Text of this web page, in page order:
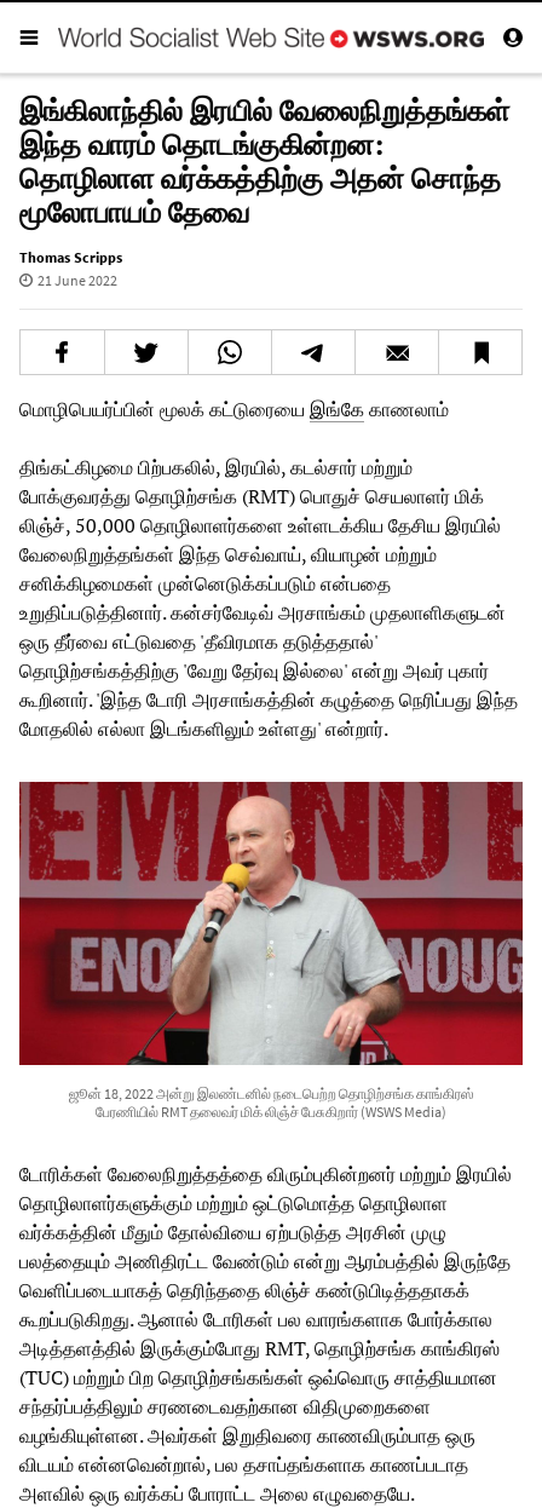
இங்கிலாந்தில் இரயில் வேலைநிறுத்தங்கள்
இந்த வாரம் தொடங்குகின்றன:
தொழிலாள வர்க்கத்திற்கு அதன் சொந்த
மூலோபாயம் தேவை
Thomas Scripps
21 June 2022
மொழிபெயர்ப்பின் மூலக் கட்டுரையை இங்கேகாணலாம்
திங்கட்கிழமை பிற்பகலில், இரயில், கடல்சார் மற்றும்
போக்குவரத்து தொழிற்சங்க (RMT) பொதுச் செயலாளர் மிக்
லிஞ்ச், 50,000 தொழிலாளர்களை உள்ளடக்கிய தேசிய இரயில்
வேலைநிறுத்தங்கள் இந்த செவ்வாய், வியாழன் மற்றும்
சனிக்கிழமைகள் முன்னெடுக்கப்படும் என்பதை
உறுதிப்படுத்தினார். கன்சர்வேடிவ் அரசாங்கம் முதலாளிகளுடன்
ஒரு தீர்வை எட்டுவதை 'தீவிரமாக தடுத்ததால்'
தொழிற்சங்கத்திற்கு 'வேறு தேர்வு இல்லை' என்று அவர் புகார்
கூறினார். 'இந்த டோரி அரசாங்கத்தின் கழுத்தை நெரிப்பது இந்த
மோதலில் எல்லா இடங்களிலும் உள்ளது' என்றார்.
ஜூன் 18, 2022 அன்று இலண்டனில் நடைபெற்ற தொழிற்சங்க காங்கிரஸ்
பேரணியில் RMT தலைவர் மிக் லிஞ்ச் பேசுகிறார் (WSWS Media)
டோரிக்கள் வேலைநிறுத்தத்தை விரும்புகின்றனர் மற்றும் இரயில்
தொழிலாளர்களுக்கும் மற்றும் ஒட்டுமொத்த தொழிலாள
வர்க்கத்தின் மீதும் தோல்வியை ஏற்படுத்த அரசின் முழு
பலத்தையும் அணிதிரட்ட வேண்டும் என்று ஆரம்பத்தில் இருந்தே
வெளிப்படையாகத் தெரிந்ததை லிஞ்ச் கண்டுபிடித்ததாகக்
கூறப்படுகிறது. ஆனால் டோரிகள் பல வாரங்களாக போர்க்கால
அடித்தளத்தில் இருக்கும்போது RMT, தொழிற்சங்க காங்கிரஸ்
(TUC) மற்றும் பிற தொழிற்சங்கங்கள் ஒவ்வொரு சாத்தியமான
சந்தர்ப்பத்திலும் சரணடைவதற்கான விதிமுறைகளை
வழங்கியுள்ளன. அவர்கள் இறுதிவரை காணவிரும்பாத ஒரு
விடயம் என்னவென்றால், பல தசாப்தங்களாக காணப்படாத
அளவில் ஒரு வர்க்கப் போராட்ட அலை எழுவதையே.